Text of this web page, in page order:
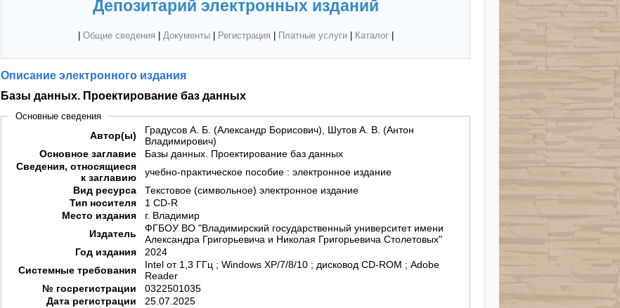
Депозитарий электронных изданий
Общие сведения Документы| Регистрация Платные услуги| Каталог|
Описание электронного издания
Базы данных. Проектирование баз данных
Основные сведения
Автор(ы)
Градусов А. Б. (Александр Борисович), Шутов А. В. (Антон
Владимирович)
Основное заглавие
Базы данных. Проектирование баз данных
Сведения, относящиеся
к заглавию
учебно-практическое пособие : электронное издание
Вид ресурса
Текстовое (символьное) электронное издание
Тип носителя
1 CD-R
Место издания
г. Владимир
Издатель
ФГБОУ ВО "Владимирский государственный университет имени
Александра Григорьевича и Николая Григорьевича Столетовых"
Год издания
2024
Системные требования
Intel от 1,3 ГГц ; Windows XP/7/8/10 ; дисковод CD-ROM ; Adobe
Reader
№ госрегистрации
0322501035
Дата регистрации
25.07.2025